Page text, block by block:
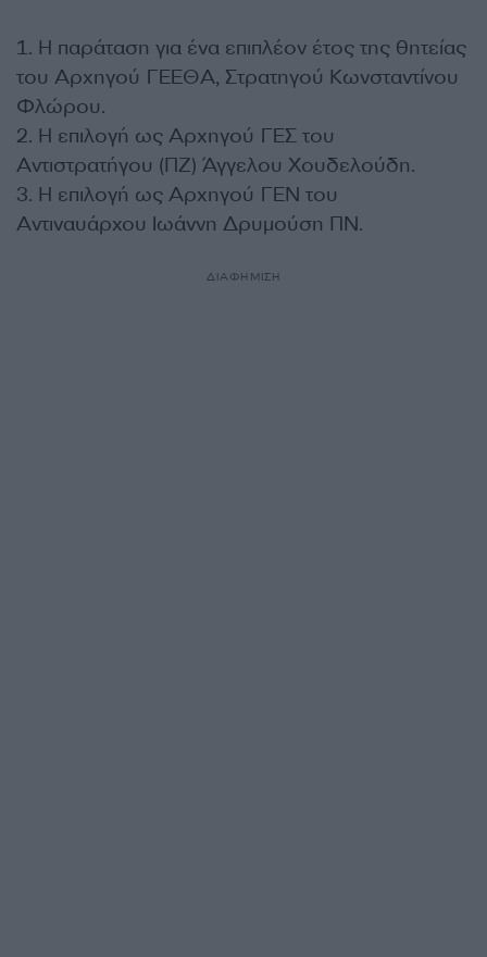
1. Η παράταση για ένα επιπλέον έτος της θητείας
του Αρχηγού ΓΕΕΘΑ, Στρατηγού Κωνσταντίνου
Φλώρου.
2. Η επιλογή ως Αρχηγού ΓΕΣ του
Αντιστρατήγου (ΠΖ) Άγγελου Χουδελούδη.
3. Η επιλογή ως Αρχηγού ΓΕΝ του
Αντιναυάρχου Ιωάννη Δρυμούση ΠΝ.
ΔΙΑΦΗΜΙΣΗ